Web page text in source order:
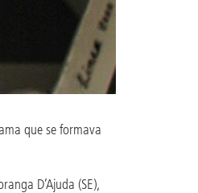
que se formava
D’Ajuda (SE),